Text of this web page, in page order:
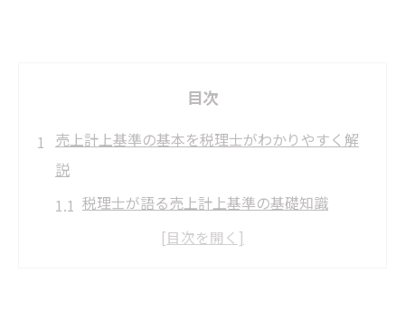
目次
売上計上基準の基本を税理士がわかりやすく解
説
税理士が語る売上計上基準の基礎知識
企業会計原則と売上計上基準の関係性